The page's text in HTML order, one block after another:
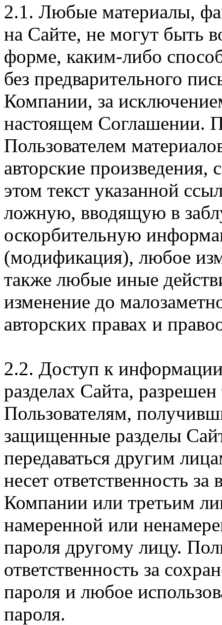
2.1. Любые материалы,
на Сайте, не могут быть
форме, каким-либо
без предварительного
Компании, за
настоящем Соглашении.
Пользователем
авторские произведения,
этом текст указанной
ложную, вводящую в
оскорбительную
(модификация), любое
также любые иные
изменение до
авторских правах и
2.2. Доступ к
разделах Сайта,
Пользователям,
защищенные разделы
передаваться другим
несет ответственность
Компании или третьим
намеренной или
пароля другому лицу.
ответственность за
пароля и любое
пароля.